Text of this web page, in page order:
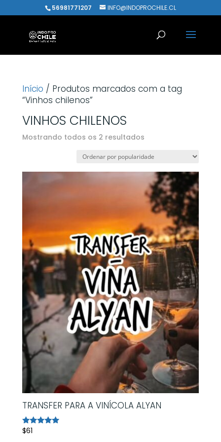
56981771207 INFO@INDOPROCHILE.CL
Início / Produtos marcados com a tag
“Vinhos chilenos”
VINHOS CHILENOS
Mostrando todos os 2 resultadosClassificado
popularidade
TRANSFER PARA A VINÍCOLA ALYAN
Avaliação
$61